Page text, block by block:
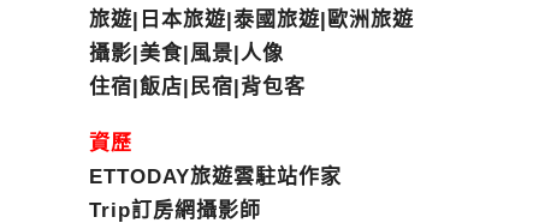
旅遊|日本旅遊|泰國旅遊|歐洲旅遊
攝影|美食|風景|人像
住宿|飯店|民宿|背包客
資歷
ETTODAY旅遊雲駐站作家
Trip訂房網攝影師